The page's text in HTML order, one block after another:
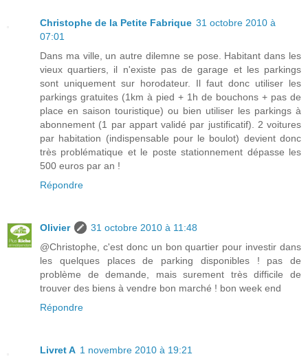
Christophe de la Petite Fabrique 31 octobre 2010 à
07:01
Dans ma ville, un autre dilemne se pose. Habitant dans les
vieux quartiers, il n'existe pas de garage et les parkings
sont uniquement sur horodateur. Il faut donc utiliser les
parkings gratuites (1km à pied + 1h de bouchons + pas de
place en saison touristique) ou bien utiliser les parkings à
abonnement (1 par appart validé par justificatif). 2 voitures
par habitation (indispensable pour le boulot) devient donc
très problématique et le poste stationnement dépasse les
500 euros par an !
Répondre
Olivier
31 octobre 2010 à 11:48
@Christophe, c'est donc un bon quartier pour investir dans
les quelques places de parking disponibles ! pas de
problème de demande, mais surement très difficile de
trouver des biens à vendre bon marché ! bon week end
Répondre
Livret A 1 novembre 2010 à 19:21